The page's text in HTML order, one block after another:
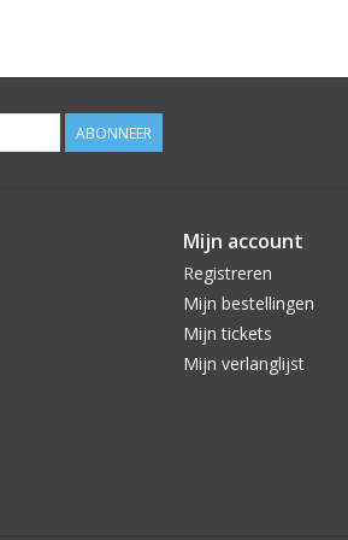
ABONNEER
Mijn account
Registreren
Mijn bestellingen
Mijn tickets
Mijn verlanglijst